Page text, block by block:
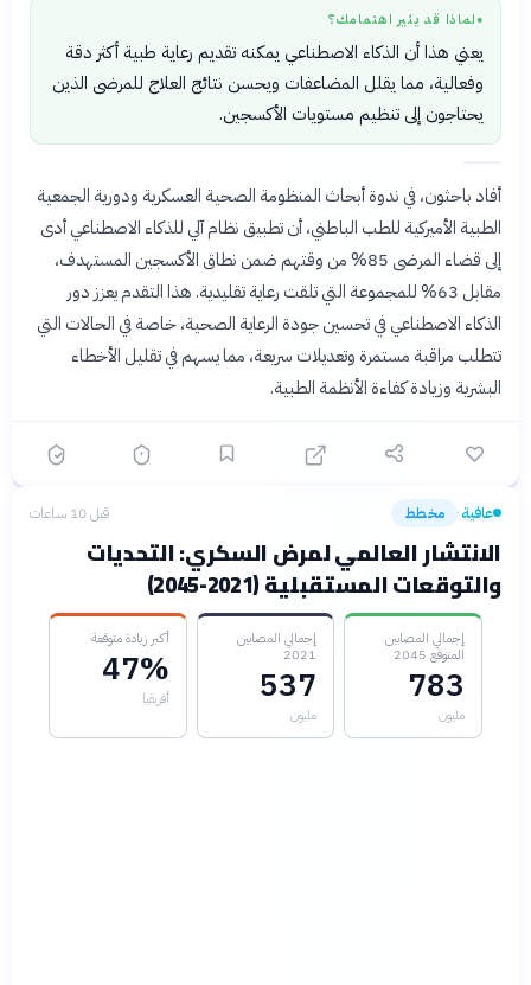
● لماذا قد يثير اهتمامك؟
يعني هذا أن الذكاء الاصطناعي يمكنه تقديم رعاية طبية أكثر دقة
وفعالية، مما يقلل المضاعفات ويحسن نتائج العلاج للمرضى الذين
يحتاجون إلى تنظيم مستويات الأكسجين.
أفاد باحثون، في ندوة أبحاث المنظومة الصحية العسكرية ودورية الجمعية
الطبية الأميركية للطب الباطني، أن تطبيق نظام آلي للذكاء الاصطناعي أدى
إلى قضاء المرضى 85% من وقتهم ضمن نطاق الأكسجين المستهدف،
مقابل 63% للمجموعة التي تلقت رعاية تقليدية. هذا التقدم يعزز دور
الذكاء الاصطناعي في تحسين جودة الرعاية الصحية، خاصة في الحالات التي
تتطلب مراقبة مستمرة وتعديلات سريعة، مما يسهم في تقليل الأخطاء
البشرية وزيادة كفاءة الأنظمة الطبية.
عافية› مخطط قبل 10 ساعات
الانتشار العالمي لمرض السكري: التحديات
والتوقعات المستقبلية (2021-2045)
إجمالي المصابين
المتوقع 2045
783
مليون
إجمالي المصابين
2021
537
مليون
أكبر زيادة متوقعة
47%
أفريقيا